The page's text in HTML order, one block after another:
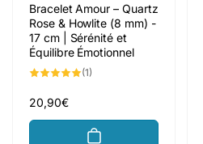
Bracelet Amour – Quartz
Rose & Howlite (8 mm) -
17 cm | Sérénité et
Équilibre Émotionnel
(1)
Prix
habituel
20,90€